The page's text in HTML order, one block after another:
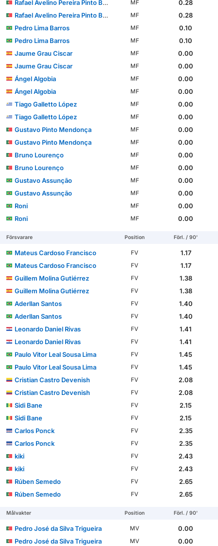
Rafael Avelino Pereira Pinto Barbosa MF
0.28
Rafael Avelino Pereira Pinto Barbosa
MF
0.28
Pedro Lima Barros
MF
0.10
Pedro Lima Barros
MF
0.10
Jaume Grau Ciscar
MF
0.00
Jaume Grau Ciscar
MF
0.00
Ángel Algobia
MF
0.00
Ángel Algobia
MF
0.00
Tiago Galletto López
MF
0.00
Tiago Galletto López
MF
0.00
Gustavo Pinto Mendonça
MF
0.00
Gustavo Pinto Mendonça
MF
0.00
Bruno Lourenço
MF
0.00
Bruno Lourenço
MF
0.00
Gustavo Assunção
MF
0.00
Gustavo Assunção
MF
0.00
Roni
MF
0.00
Roni
MF 0.00
Försvarare Position Förl. / 90'
Mateus Cardoso Francisco FV
1.17
Mateus Cardoso Francisco
FV
1.17
Guillem Molina Gutiérrez
FV
1.38
Guillem Molina Gutiérrez
FV
1.38
Aderllan Santos
FV
1.40
Aderllan Santos
FV
1.40
Leonardo Daniel Rivas
FV
1.41
Leonardo Daniel Rivas
FV
1.41
Paulo Vitor Leal Sousa Lima
FV
1.45
Paulo Vitor Leal Sousa Lima
FV
1.45
Cristian Castro Devenish
FV
2.08
Cristian Castro Devenish
FV
2.08
Sidi Bane
FV
2.15
Sidi Bane
FV
2.15
Carlos Ponck
FV
2.35
Carlos Ponck
FV
2.35
kiki
FV
2.43
kiki
FV
2.43
Rúben Semedo
FV
2.65
Rúben Semedo
FV 2.65
Målvakter Position Förl. / 90'
Pedro José da Silva Trigueira MV
0.00
Pedro José da Silva Trigueira
MV
0.00